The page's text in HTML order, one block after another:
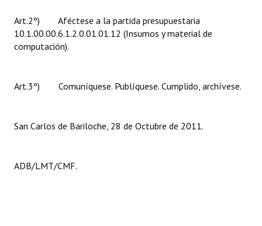
REFORMA DE LA CARTA ORGÁNICA
Art.2º) Aféctese a la partida presupuestaria
10.1.00.00.6.1.2.0.01.01.12 (Insumos y material de
computación).
Art.3º) Comuníquese. Publíquese. Cumplido, archívese.
San Carlos de Bariloche, 28 de Octubre de 2011.
ADB/LMT/CMF.